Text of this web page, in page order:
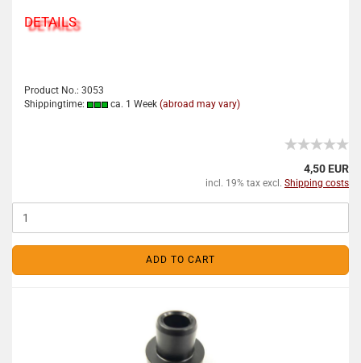
DETAILS
Product No.: 3053
Shippingtime:
ca. 1 Week (abroad may vary)
4,50 EUR
incl. 19% tax excl. Shipping costs
ADD TO CART